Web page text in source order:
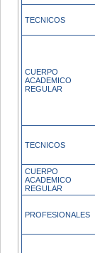
TECNICOS
CUERPO
ACADEMICO
REGULAR
TECNICOS
CUERPO
ACADEMICO
REGULAR
PROFESIONALES